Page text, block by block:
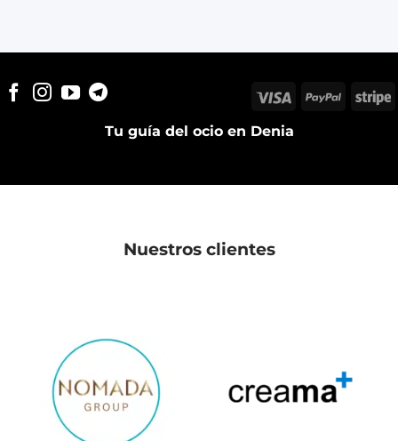
Tu guía del ocio en Denia
Visa PayPal
Nuestros clientes